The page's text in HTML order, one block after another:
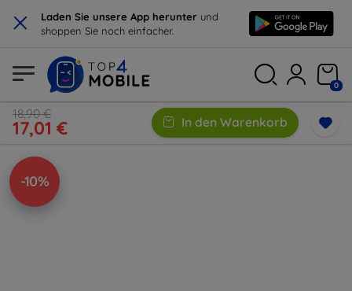
× Laden Sie unsere App herunter und
shoppen Sie noch einfacher.
0
18,90 €
17,01 € In den Warenkorb
-10%